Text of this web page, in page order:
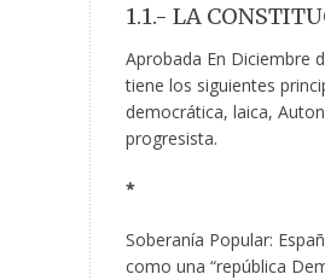
1.1.- LA
Aprobada En Diciembre
tiene los siguientes
democrática, laica,
progresista.
*
Soberanía Popular:
como una “república